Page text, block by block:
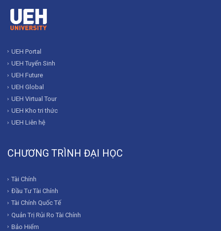
UEH Portal
UEH Tuyển Sinh
UEH Future
UEH Global
UEH Virtual Tour
UEH Kho tri thức
UEH Liên hệ
CHƯƠNG TRÌNH ĐẠI HỌC
Tài Chính
Đầu Tư Tài Chính
Tài Chính Quốc Tế
Quản Trị Rủi Ro Tài Chính
Bảo Hiểm